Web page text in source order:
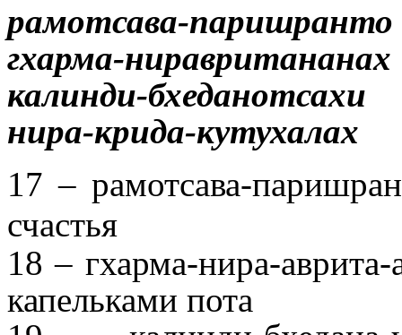
рамотсава-паришранто
гхарма-ниравритананах
калинди-бхеданотсахи
нира-крида-кутухалах
17 – рамотсава-
счастья
18 – гхарма-нира-
капельками пота